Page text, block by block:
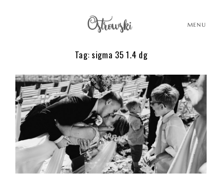
MENU
Tag: sigma 35 1.4 dg
HISTORIE
PORTFOLIO
O MNIE